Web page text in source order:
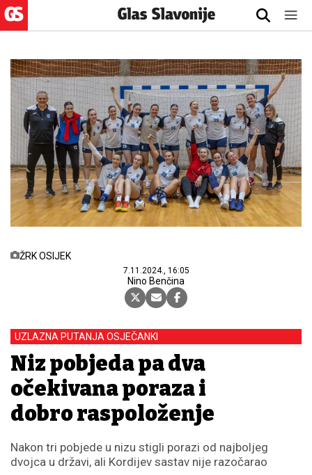
ŽRK OSIJEK
7.11.2024., 16:05
Nino Benčina
UZLAZNA PUTANJA OSJEČANKI
Niz pobjeda pa dva
očekivana poraza i
dobro raspoloženje
Nakon tri pobjede u nizu stigli porazi od najboljeg
dvojca u državi, ali Kordijev sastav nije razočarao